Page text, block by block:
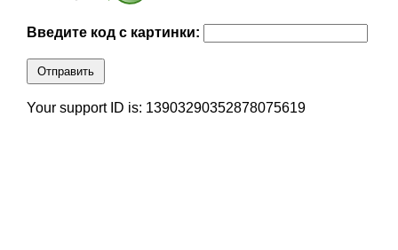
Введите код с картинки:
Отправить
Your support ID is: 13903290352878075619